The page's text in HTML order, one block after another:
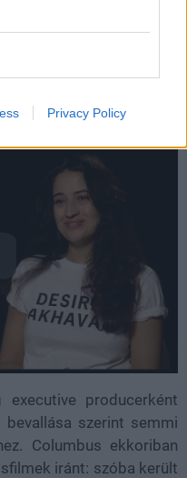
Privacy Policy
kaptam a
hogy ki vagyok
producerként
szerint semmi
Columbus ekkoriban
iránt: szóba került